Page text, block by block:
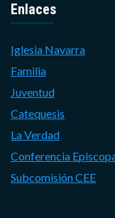
Enlaces
Iglesia Navarra
Familia
Juventud
Catequesis
La Verdad
Conferencia
Subcomisión CEE